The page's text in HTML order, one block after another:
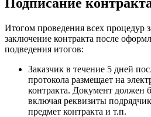
Итогом проведения всех процедур
заключение контракта после
подведения итогов:
Заказчик в течение 5 дней
протокола размещает на
контракта. Документ должен
включая реквизиты
предмет контракта и т.п.